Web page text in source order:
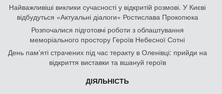
Найважливіші виклики сучасності у відкритій розмові. У Києві
відбудуться «Актуальні діалоги» Ростислава Прокопюка
Розпочалися підготовчі роботи з облаштування
меморіального простору Героїв Небесної Сотні
День памʼяті страчених під час теракту в Оленівці: прийди на
відкриття виставки та вшануй героїв
ДІЯЛЬНІСТЬ